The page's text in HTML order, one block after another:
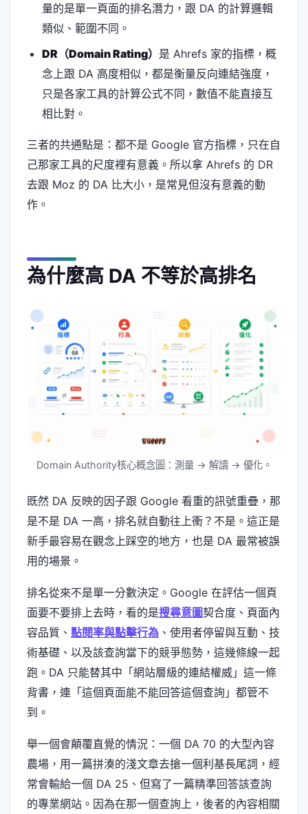
量的是單一頁面的排名潛力，跟 DA 的計算邏輯
類似、範圍不同。
DR（Domain Rating） 是 Ahrefs 家的指標，概
念上跟 DA 高度相似，都是衡量反向連結強度，
只是各家工具的計算公式不同，數值不能直接互
相比對。
三者的共通點是：都不是 Google 官方指標，只在自
己那家工具的尺度裡有意義。所以拿 Ahrefs 的 DR
去跟 Moz 的 DA 比大小，是常見但沒有意義的動
作。
為什麼高 DA 不等於高排名
Domain Authority核心概念圖：測量 → 解讀 → 優化。
既然 DA 反映的因子跟 Google 看重的訊號重疊，那
是不是 DA 一高，排名就自動往上衝？不是。這正是
新手最容易在觀念上踩空的地方，也是 DA 最常被誤
用的場景。
排名從來不是單一分數決定。Google 在評估一個頁
面要不要排上去時，看的是搜尋意圖契合度、頁面內
容品質、 點閱率與點擊行為 、使用者停留與互動、技
術基礎、以及該查詢當下的競爭態勢，這幾條線一起
跑。DA 只能替其中「網站層級的連結權威」這一條
背書，連「這個頁面能不能回答這個查詢」都管不
到。
舉一個會顛覆直覺的情況：一個 DA 70 的大型內容
農場，用一篇拼湊的淺文章去搶一個利基長尾詞，經
常會輸給一個 DA 25、但寫了一篇精準回答該查詢
的專業網站。因為在那一個查詢上，後者的內容相關